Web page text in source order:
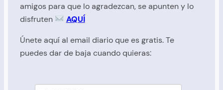
amigos para que lo agradezcan, se apunten y lo
disfruten
AQUÍ
Únete aquí al email diario que es gratis. Te
puedes dar de baja cuando quieras: